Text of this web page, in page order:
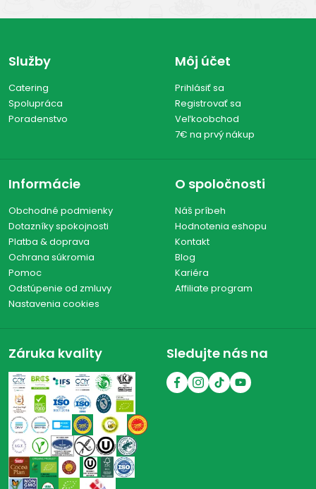
Služby
Catering
Spolupráca
Poradenstvo
Môj účet
Prihlásiť sa
Registrovať sa
Veľkoobchod
7€ na prvý nákup
Informácie
Obchodné podmienky
Dotazníky spokojnosti
Platba & doprava
Ochrana súkromia
Pomoc
Odstúpenie od zmluvy
Nastavenia cookies
O spoločnosti
Náš príbeh
Hodnotenia eshopu
Kontakt
Blog
Kariéra
Affiliate program
Záruka kvality Sledujte nás na